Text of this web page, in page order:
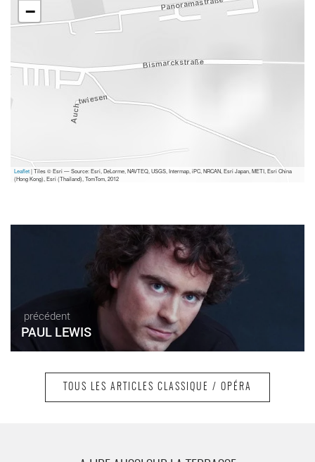
−
Leaflet| Tiles © Esri — Source: Esri, DeLorme, NAVTEQ, USGS, Intermap, iPC, NRCAN, Esri Japan, METI, Esri China
(Hong Kong), Esri (Thailand), TomTom, 2012
précédent
PAUL LEWIS
VALERY GERGIEV
TOUS LES ARTICLES CLASSIQUE / OPÉRA